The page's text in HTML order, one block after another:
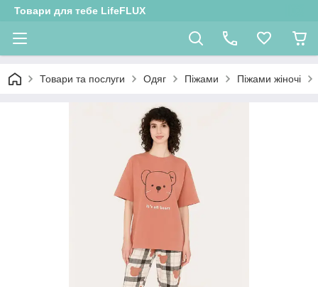
Товари для тебе LifeFLUX
Товари та послуги Одяг Піжами Піжами жіночі